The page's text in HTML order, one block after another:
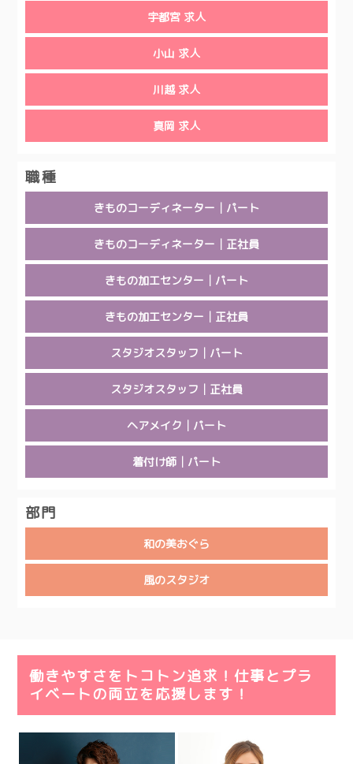
宇都宮 求人
小山 求人
川越 求人
真岡 求人
職種
きものコーディネーター│パート
きものコーディネーター│正社員
きもの加工センター│パート
きもの加工センター│正社員
スタジオスタッフ│パート
スタジオスタッフ│正社員
ヘアメイク│パート
着付け師│パート
部門
和の美おぐら
風のスタジオ
働きやすさをトコトン追求！仕事とプラ
イベートの両立を応援します！